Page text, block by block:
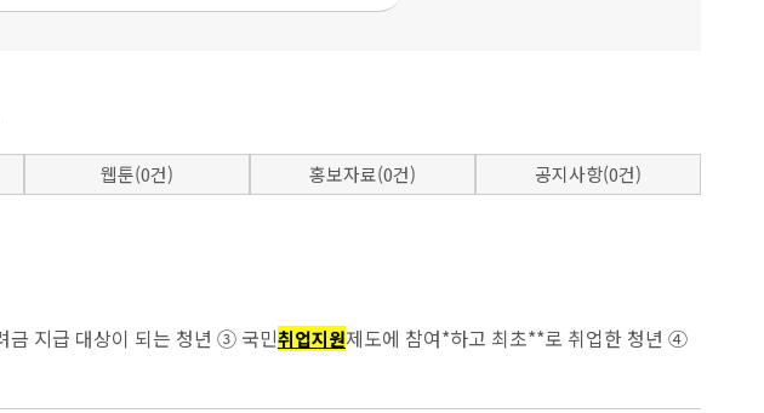
웹툰(0건) 홍보자료(0건) 공지사항(0건)
...23조 및 같은 법 시행령 제26조에 따른 고용촉진장려금 지급 대상이 되는 청년 ③ 국민취업지원제도에 참여*하고 최초**로 취업한 청년 ④